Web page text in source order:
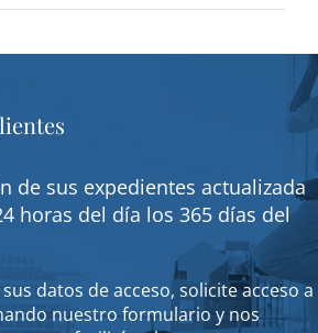
de sus expedientes actualizada
horas del día los 365 días del
datos de acceso, solicite acceso a
nuestro formulario y nos